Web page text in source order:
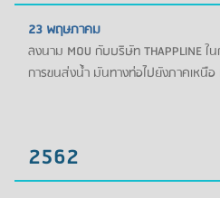
23 พฤษภาคม
ลงนาม MOU กับบริษัท THAPPLINE ใ
การขนส่งน้ำ มันทางท่อไปยังภาคเหนือ
2562